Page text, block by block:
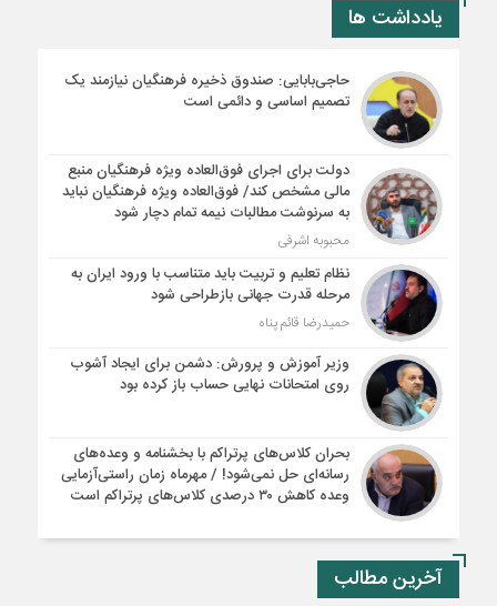
یادداشت ها
حاجی‌بابایی: صندوق ذخیره فرهنگیان نیازمند یک
تصمیم اساسی و دائمی است
دولت برای اجرای فوق‌العاده ویژه فرهنگیان منبع
مالی مشخص کند/ فوق‌العاده ویژه فرهنگیان نباید
به سرنوشت مطالبات نیمه‌ تمام دچار شود
محبوبه اشرفی
نظام تعلیم و تربیت باید متناسب با ورود ایران به
مرحله قدرت جهانی بازطراحی شود
حمیدرضا قائم پناه
وزیر آموزش و پرورش: دشمن برای ایجاد آشوب
روی امتحانات نهایی حساب باز کرده بود
بحران کلاس‌های پرتراکم با بخشنامه و وعده‌های
رسانه‌ای حل نمی‌شود! / مهرماه زمان راستی‌آزمایی
وعده کاهش ۳۰ درصدی کلاس‌های پرتراکم است
آخرین مطالب